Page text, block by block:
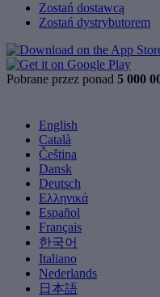
Zostań dostawcą
Zostań dystrybutorem
Pobrane przez ponad 5 000
English
Català
Čeština
Dansk
Deutsch
Ελληνικά
Español
Français
한국어
Italiano
Nederlands
日本語